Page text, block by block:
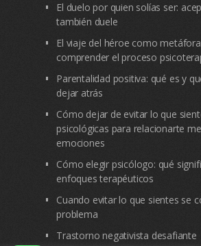
El duelo por quien solías ser:
también duele
El viaje del héroe como
comprender el proceso
Parentalidad positiva: qué es y
dejar atrás
Cómo dejar de evitar lo que
psicológicas para relacionarte
emociones
Cómo elegir psicólogo: qué
enfoques terapéuticos
Cuando evitar lo que sientes se
problema
Trastorno negativista desafiante